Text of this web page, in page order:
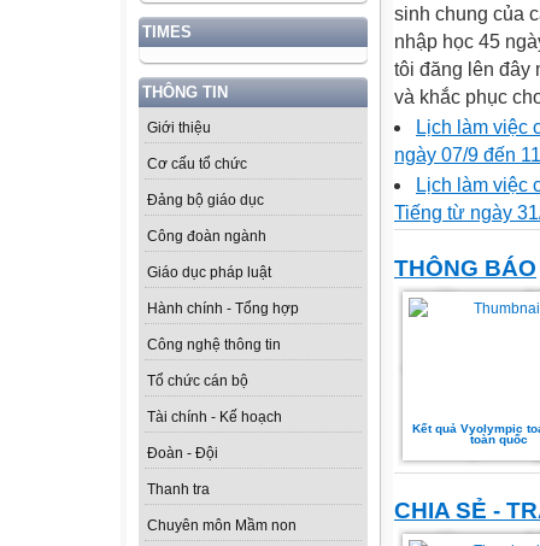
TIMES
THÔNG TIN
Giới thiệu
Cơ cấu tổ chức
Đảng bộ giáo dục
Công đoàn ngành
Giáo dục pháp luật
Hành chính - Tổng hợp
Công nghệ thông tin
Tổ chức cán bộ
Tài chính - Kế hoạch
Đoàn - Đội
Thanh tra
Chuyên môn Mầm non
sinh chung của
nhập học 45
tôi đăng lên đây
và khắc phục
Lịch làm việc
ngày 07/9 đến
Lịch làm việc
Tiếng từ ngày
THÔNG BÁO
Kết quả Vyolympic
toàn quốc
CHIA SẺ -